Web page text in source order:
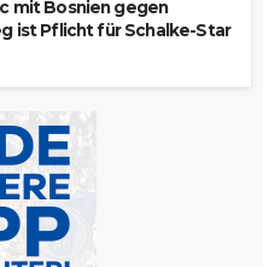
mit Bosnien gegen
ist Pflicht für Schalke-Star